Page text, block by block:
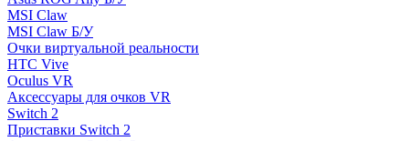
MSI Claw
MSI Claw Б/У
Очки виртуальной реальности
HTC Vive
Oculus VR
Аксессуары для очков VR
Switch 2
Приставки Switch 2